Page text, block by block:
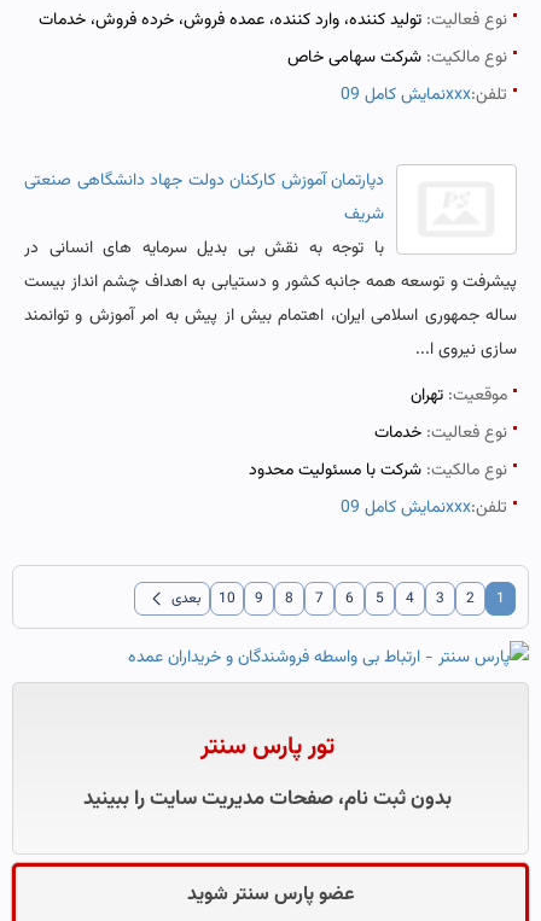
نوع فعالیت: تولید کننده، وارد کننده، عمده فروش، خرده فروش، خدمات
نوع مالکیت: شرکت سهامی خاص
تلفن:نمایش کامل 09xxx
دپارتمان آموزش کارکنان دولت جهاد دانشگاهی صنعتی
شریف
با توجه به نقش بی بدیل سرمایه های انسانی در
پیشرفت و توسعه همه جانبه کشور و دستیابی به اهداف چشم انداز بیست
ساله جمهوری اسلامی ایران، اهتمام بیش از پیش به امر آموزش و توانمند
سازی نیروی ا...
موقعیت: تهران
نوع فعالیت: خدمات
نوع مالکیت: شرکت با مسئولیت محدود
تلفن:نمایش کامل 09xxx
1
2
3
4
5
6
7
8
9
10 بعدی chevron_left
تور پارس سنتر
بدون ثبت نام، صفحات مدیریت سایت را ببینید
عضو پارس سنتر شوید